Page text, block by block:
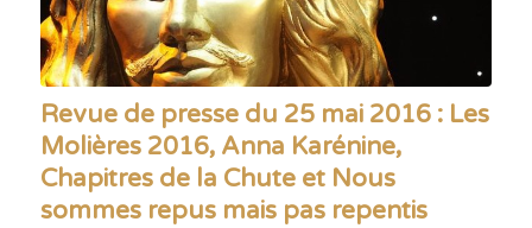
Revue de presse du 25 mai 2016 : Les
Molières 2016, Anna Karénine,
Chapitres de la Chute et Nous
sommes repus mais pas repentis